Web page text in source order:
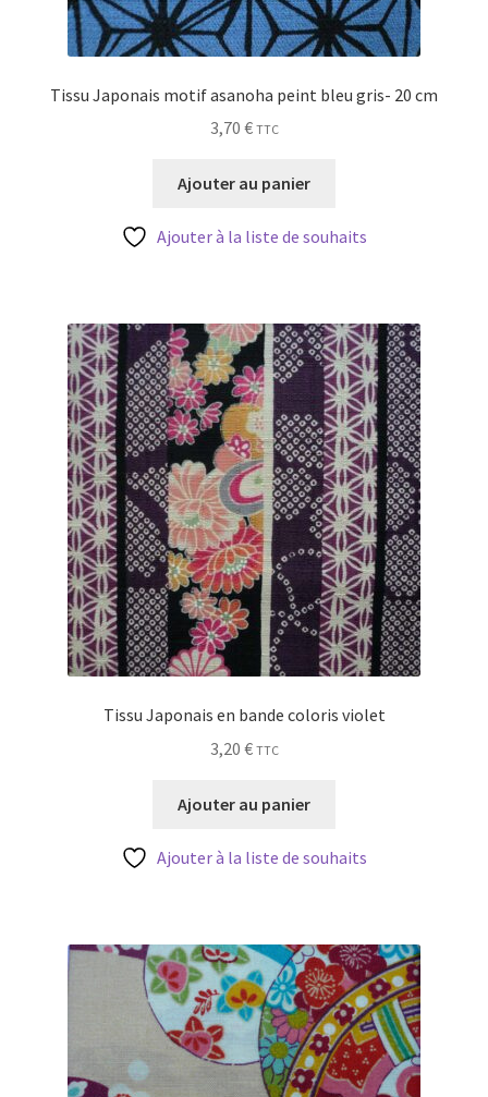
Tissu Japonais motif asanoha peint bleu gris- 20 cm
3,70 € TTC
Ajouter au panier
Ajouter à la liste de souhaits
Tissu Japonais en bande coloris violet
3,20 € TTC
Ajouter au panier
Ajouter à la liste de souhaits